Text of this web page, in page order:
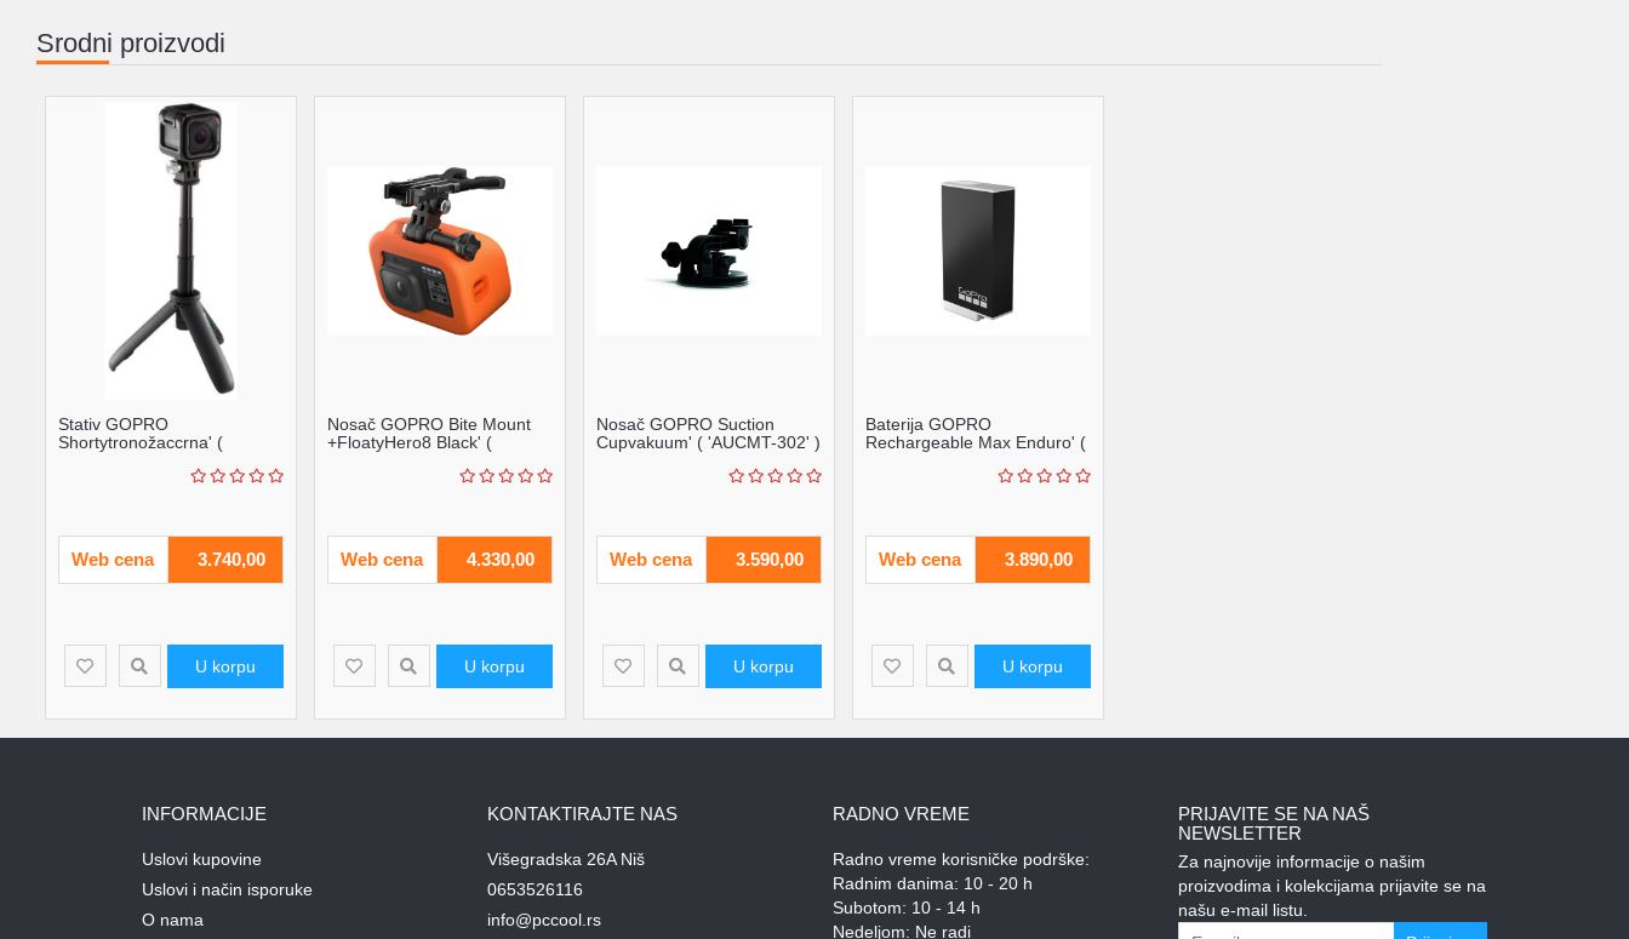
Srodni proizvodi
Stativ GOPRO
Shortytronožaccrna' (
Web cena 3.740,00
U korpu
Nosač GOPRO Bite Mount
+FloatyHero8 Black' (
Web cena 4.330,00
U korpu
Nosač GOPRO Suction
Cupvakuum' ( 'AUCMT-302' )
Web cena 3.590,00
U korpu
Baterija GOPRO
Rechargeable Max Enduro' (
Web cena 3.890,00
U korpu
INFORMACIJE
Uslovi kupovine
Uslovi i način isporuke
O nama
KONTAKTIRAJTE NAS
Višegradska 26A Niš
0653526116
info@pccool.rs
RADNO VREME
Radno vreme korisničke podrške:
Radnim danima: 10 - 20 h
Subotom: 10 - 14 h
Nedeljom: Ne radi
PRIJAVITE SE NA NAŠ
NEWSLETTER
Za najnovije informacije o našim
proizvodima i kolekcijama prijavite se na
našu e-mail listu.